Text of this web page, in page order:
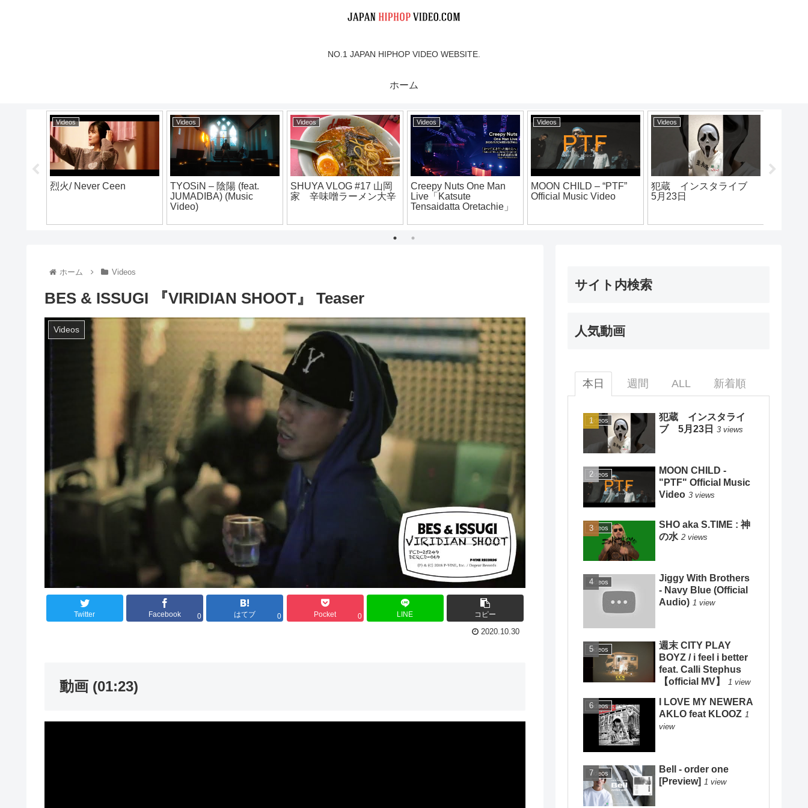
NO.1 JAPAN HIPHOP VIDEO WEBSITE.
ホーム
TYOSiN – 陰陽 (feat.
Videos
SHUYA VLOG #17 山岡
家 辛味噌ラーメン大辛
Videos
Creepy Nuts One Man
Live「Katsute
J-LOD LIVE）
Videos
MOON CHILD – “PTF”
Official Music Video
Videos
犯蔵 インスタライブ
Videos
why so serious pro.
zooice
Authority×だーひ
2019シード戦
ホーム Videos
BES & ISSUGI 『VIRIDIAN SHOOT』 Teaser
Videos
Twitter Facebook 0 はてブ 0 Pocket 0 LINE コピー
2020.10.30
動画 (01:23)
サイト内検索
人気動画
本日 週間 ALL 新着順
Videos
犯蔵 インスタライ
ブ 5月23日 3 views
Videos
MOON CHILD -
"PTF" Official Music
Video 3 views
Videos
SHO aka S.TIME : 神
の水 2 views
Videos
Jiggy With Brothers
- Navy Blue (Official
Audio) 1 view
Videos
週末 CITY PLAY
BOYZ / i feel i better
feat. Calli Stephus
【official MV】
1 view
Videos
I LOVE MY NEWERA
AKLO feat KLOOZ 1
view
Videos
Bell - order one
[Preview] 1 view